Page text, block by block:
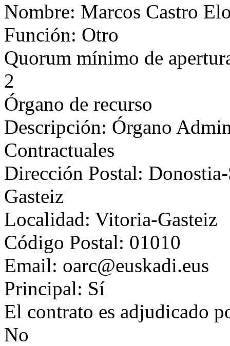
Nombre: Marcos Castro
Función: Otro
Quorum mínimo de
2
Órgano de recurso
Descripción: Órgano
Contractuales
Dirección Postal:
Gasteiz
Localidad: Vitoria-Gasteiz
Código Postal: 01010
Email: oarc@euskadi.eus
Principal: Sí
El contrato es adjudicado
No